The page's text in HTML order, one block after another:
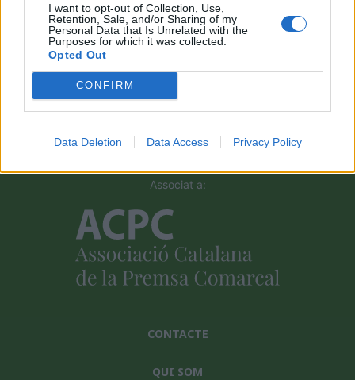
I want to opt-out of Collection, Use,
Retention, Sale, and/or Sharing of my
Personal Data that Is Unrelated with the
Purposes for which it was collected.
Opted Out
CONFIRM
Data Deletion Data Access Privacy Policy
Associat a:
CONTACTE
QUI SOM